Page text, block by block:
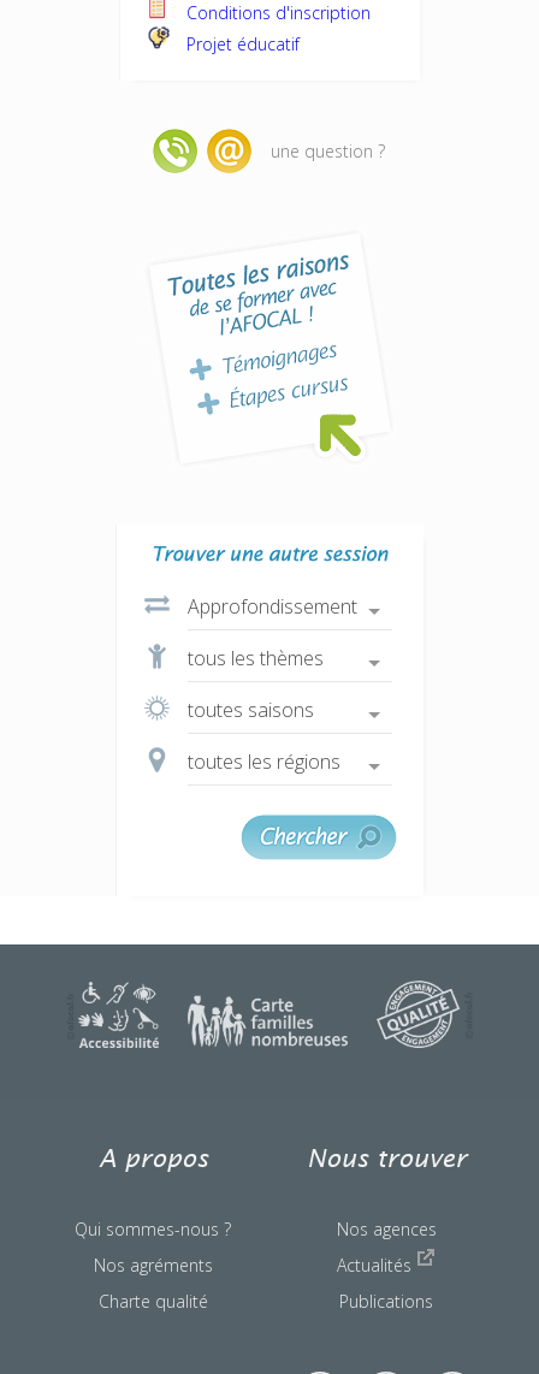
Conditions d'inscription
Projet éducatif
une question ?
une question ?
A propos
Qui sommes-nous ?
Nos agréments
Charte qualité
Nous trouver
Nos agences
Actualités
Publications